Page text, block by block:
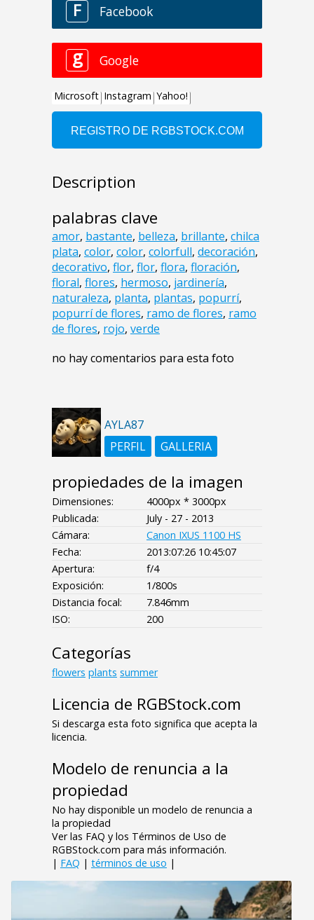
Description
palabras clave
amor, bastante, belleza, brillante, chilca
plata, color, color, colorfull, decoración,
decorativo, flor, flor, flora, floración,
floral, flores, hermoso, jardinería,
naturaleza, planta, plantas, popurrí,
popurrí de flores, ramo de flores, ramo
de flores, rojo, verde
no hay comentarios para esta foto
AYLA87
PERFIL
GALLERIA
propiedades de la imagen
Dimensiones:
4000px * 3000px
Publicada:
July - 27 - 2013
Cámara:
Canon IXUS 1100 HS
Fecha:
2013:07:26 10:45:07
Apertura:
f/4
Exposición:
1/800s
Distancia focal:
7.846mm
ISO:
200
Categorías
flowers plants summer
Licencia de RGBStock.com
Si descarga esta foto significa que acepta la
licencia.
Modelo de renuncia a la
propiedad
No hay disponible un modelo de renuncia a
la propiedad
Ver las FAQ y los Términos de Uso de
RGBStock.com para más información.
| FAQ | términos de uso |